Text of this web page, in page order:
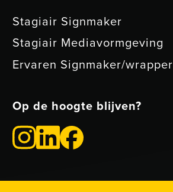
Stagiair Signmaker
Stagiair Mediavormgeving
Ervaren Signmaker/wrapper
Op de hoogte blijven?